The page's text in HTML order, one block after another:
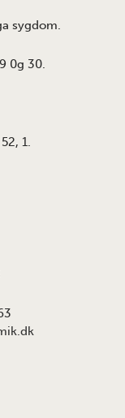
sygdom.
0g 30.
1.